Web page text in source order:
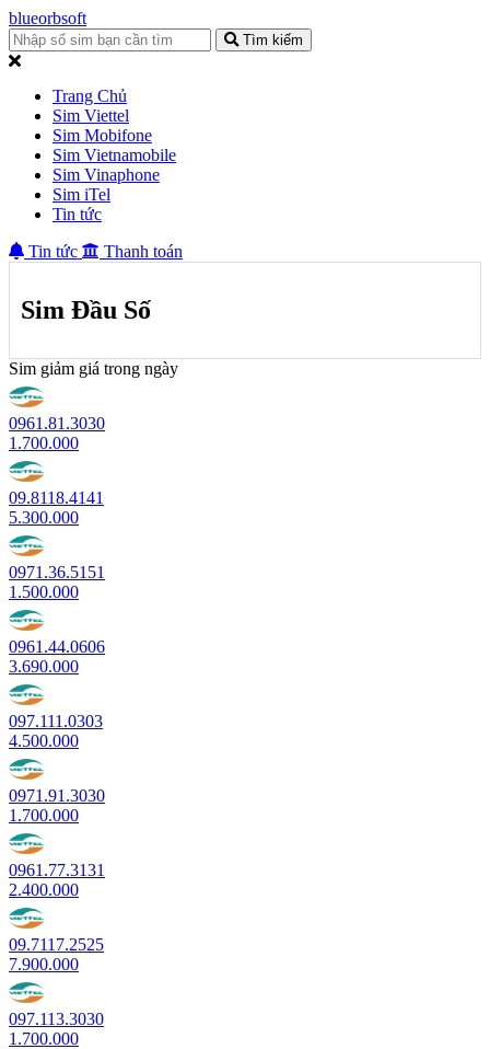
blueorbsoft
Tìm kiếm
Trang Chủ
Sim Viettel
Sim Mobifone
Sim Vietnamobile
Sim Vinaphone
Sim iTel
Tin tức
Tin tức
Thanh toán
Sim Đầu Số
Sim giảm giá trong ngày
0961.81.3030
1.700.000
09.8118.4141
5.300.000
0971.36.5151
1.500.000
0961.44.0606
3.690.000
097.111.0303
4.500.000
0971.91.3030
1.700.000
0961.77.3131
2.400.000
09.7117.2525
7.900.000
097.113.3030
1.700.000